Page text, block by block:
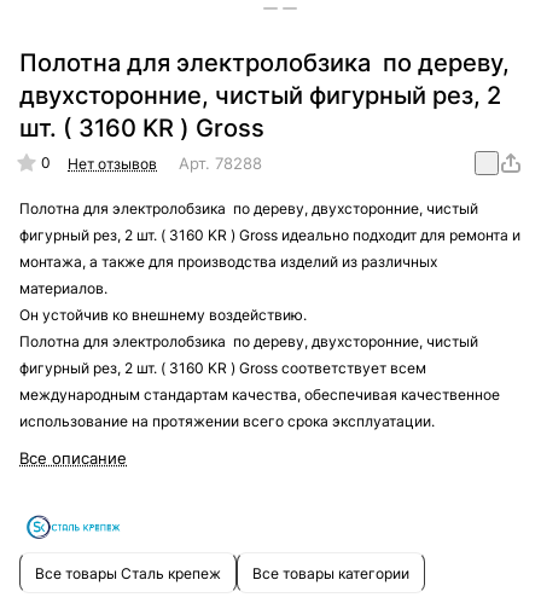
Полотна для электролобзика по дереву,
двухсторонние, чистый фигурный рез, 2
шт. ( 3160 KR ) Gross
0 Нет отзывов Арт. 78288
Полотна для электролобзика по дереву, двухсторонние, чистый
фигурный рез, 2 шт. ( 3160 KR ) Gross идеально подходит для ремонта и
монтажа, а также для производства изделий из различных
материалов.
Он устойчив ко внешнему воздействию.
Полотна для электролобзика по дереву, двухсторонние, чистый
фигурный рез, 2 шт. ( 3160 KR ) Gross соответствует всем
международным стандартам качества, обеспечивая качественное
использование на протяжении всего срока эксплуатации.
Все описание
Все товары Сталь крепеж Все товары категории